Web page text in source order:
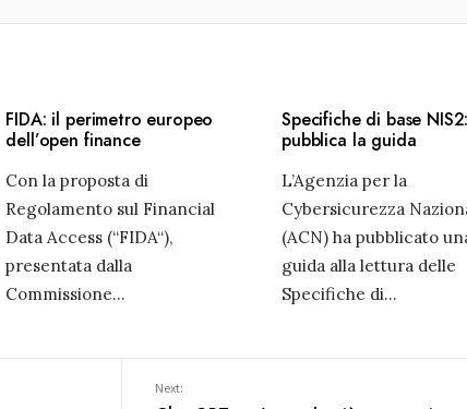
FIDA: il perimetro europeo
dell’open finance
Con la proposta di
Regolamento sul Financial
Data Access (“FIDA“),
presentata dalla
Commissione...
Specifiche di base
pubblica la guida
L’Agenzia per la
Cybersicurezza
(ACN) ha pubblicato
guida alla lettura delle
Specifiche di...
Next: